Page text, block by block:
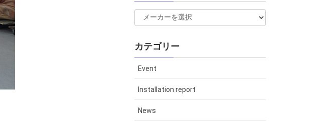
カテゴリー
Event
Installation report
News